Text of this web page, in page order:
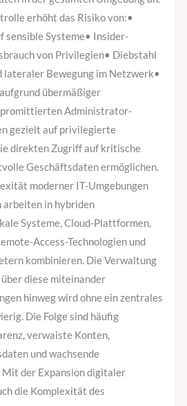
erhöht das Risiko von:•
sensible Systeme• Insider-
von Privilegien• Diebstahl
lateraler Bewegung im Netzwerk•
übermäßiger
Administrator-
gezielt auf privilegierte
direkten Zugriff auf kritische
Geschäftsdaten ermöglichen.
moderner IT-Umgebungen
arbeiten in hybriden
Systeme, Cloud-Plattformen,
Access-Technologien und
kombinieren. Die Verwaltung
diese miteinander
hinweg wird ohne ein zentrales
Die Folge sind häufig
verwaiste Konten,
und wachsende
der Expansion digitaler
die Komplexität des